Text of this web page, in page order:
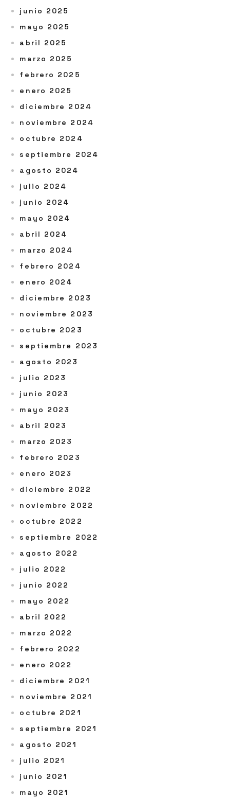
junio 2025
mayo 2025
abril 2025
marzo 2025
febrero 2025
enero 2025
diciembre 2024
noviembre 2024
octubre 2024
septiembre 2024
agosto 2024
julio 2024
junio 2024
mayo 2024
abril 2024
marzo 2024
febrero 2024
enero 2024
diciembre 2023
noviembre 2023
octubre 2023
septiembre 2023
agosto 2023
julio 2023
junio 2023
mayo 2023
abril 2023
marzo 2023
febrero 2023
enero 2023
diciembre 2022
noviembre 2022
octubre 2022
septiembre 2022
agosto 2022
julio 2022
junio 2022
mayo 2022
abril 2022
marzo 2022
febrero 2022
enero 2022
diciembre 2021
noviembre 2021
octubre 2021
septiembre 2021
agosto 2021
julio 2021
junio 2021
mayo 2021